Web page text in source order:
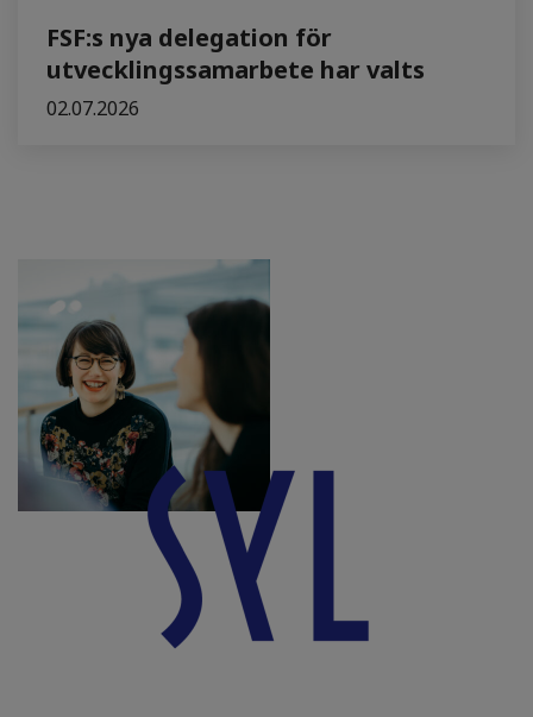
FSF:s nya delegation för
utvecklingssamarbete har valts
02.07.2026